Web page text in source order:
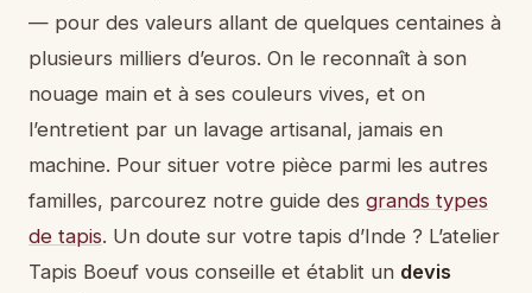
— pour des valeurs allant de quelques centaines à
plusieurs milliers d’euros. On le reconnaît à son
nouage main et à ses couleurs vives, et on
l’entretient par un lavage artisanal, jamais en
machine. Pour situer votre pièce parmi les autres
familles, parcourez notre guide des grands types
de tapis. Un doute sur votre tapis d’Inde ? L’atelier
Tapis Boeuf vous conseille et établit un devis